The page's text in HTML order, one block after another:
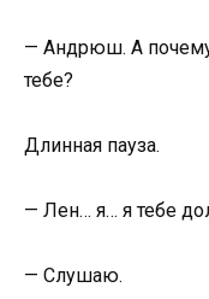
— Андрюш. А
тебе?
Длинная пауза.
— Лен… я… я тебе
— Слушаю.